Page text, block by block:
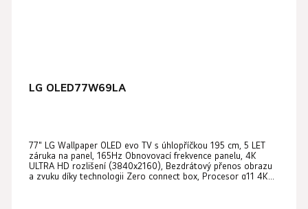
LG OLED77W69LA
77" LG Wallpaper OLED evo TV s úhlopříčkou 195 cm, 5 LET
záruka na panel, 165Hz Obnovovací frekvence panelu, 4K
ULTRA HD rozlišení (3840x2160), Bezdrátový přenos obrazu
a zvuku díky technologii Zero connect box, Procesor α11 4K...